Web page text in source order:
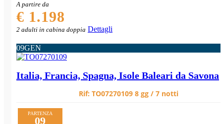
A partire da
€ 1.198
2 adulti in cabina doppia Dettagli
09GEN
Italia, Francia, Spagna, Isole Baleari da Savona
Rif: TO07270109 8 gg / 7 notti
PARTENZA
09